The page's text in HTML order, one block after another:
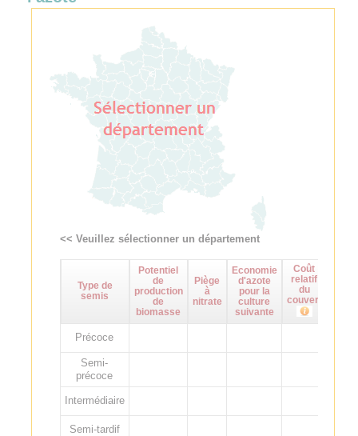
<< Veuillez sélectionner un département
Type de
semis
Potentiel
de
production
de
biomasse
Piège
à
nitrate
Economie
d'azote
pour la
culture
suivante
Coût
relatif
du
couvert
Précoce
Semi-
précoce
Intermédiaire
Semi-tardif